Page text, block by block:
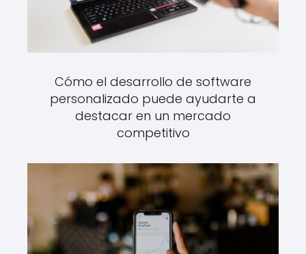
Cómo el desarrollo de software
personalizado puede ayudarte a
destacar en un mercado
competitivo